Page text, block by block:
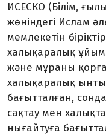
ИСЕСКО (Білім,
жөніндегі Ислам
мемлекетін
халықаралық
және мұраны
халықаралық
бағытталған,
сақтау мен
нығайтуға